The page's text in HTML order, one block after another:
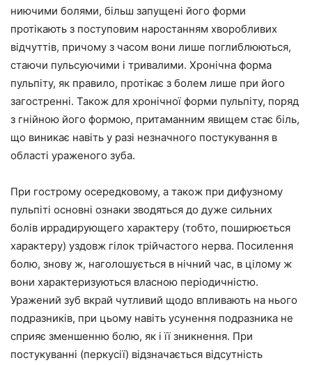
ниючими болями, більш запущені його форми
протікають з поступовим наростанням хворобливих
відчуттів, причому з часом вони лише поглиблюються,
стаючи пульсуючими і тривалими. Хронічна форма
пульпіту, як правило, протікає з болем лише при його
загостренні. Також для хронічної форми пульпіту, поряд
з гнійною його формою, притаманним явищем стає біль,
що виникає навіть у разі незначного постукування в
області ураженого зуба.
При гострому осередковому, а також при дифузному
пульпіті основні ознаки зводяться до дуже сильних
болів иррадирующего характеру (тобто, поширюється
характеру) уздовж гілок трійчастого нерва. Посилення
болю, знову ж, наголошується в нічний час, в цілому ж
вони характеризуються власною періодичністю.
Уражений зуб вкрай чутливий щодо впливають на нього
подразників, при цьому навіть усунення подразника не
сприяє зменшенню болю, як і її зникнення. При
постукуванні (перкусії) відзначається відсутність